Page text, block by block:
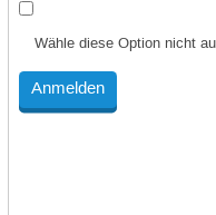
Wähle diese Option nicht